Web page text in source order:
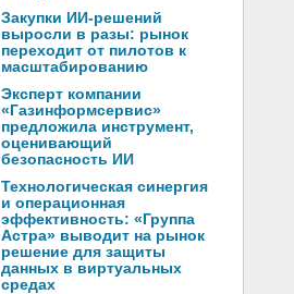
Закупки ИИ-решений
выросли в разы: рынок
переходит от пилотов к
масштабированию
Эксперт компании
«Газинформсервис»
предложила инструмент,
оценивающий
безопасность ИИ
Технологическая синергия
и операционная
эффективность: «Группа
Астра» выводит на рынок
решение для защиты
данных в виртуальных
средах